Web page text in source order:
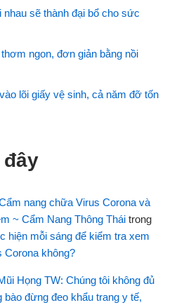
sẽ thành đại bổ cho sức
ngon, đơn giản bằng nồi
lõi giấy vệ sinh, cả năm đỡ tốn
nang chữa Virus Corona và
~ Cẩm Nang Thông Thái trong
hiện mỗi sáng để kiểm tra xem
Corona không?
Họng TW: Chúng tôi không đủ
đừng đeo khẩu trang y tế,